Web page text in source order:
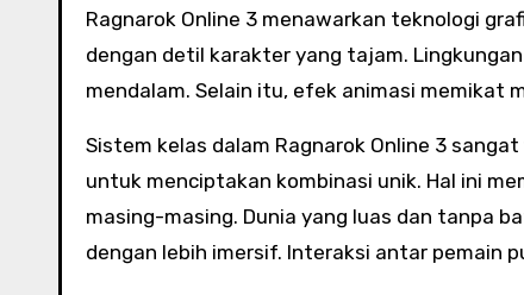
Ragnarok Online 3 menawarkan teknologi
dengan detil karakter yang tajam.
mendalam. Selain itu, efek animasi memikat
Sistem kelas dalam Ragnarok Online 3
untuk menciptakan kombinasi unik. Hal ini
masing-masing. Dunia yang luas dan tanpa
dengan lebih imersif. Interaksi antar pemain